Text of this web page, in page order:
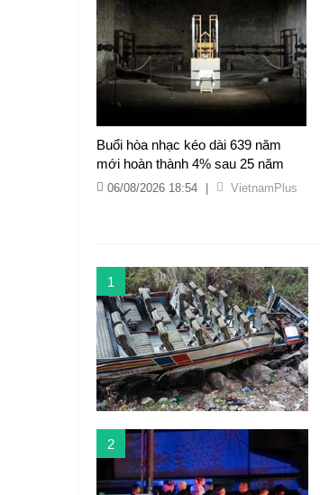
Buổi hòa nhạc kéo dài 639 năm
mới hoàn thành 4% sau 25 năm
06/08/2026 18:54 VietnamPlus
1
2